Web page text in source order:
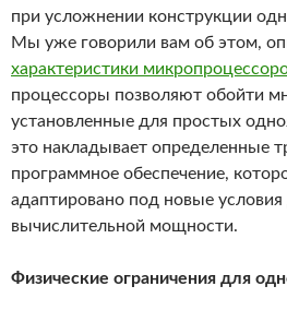
при усложнении конструкции
Мы уже говорили вам об этом,
характеристики
процессоры позволяют обойти
установленные для простых
это накладывает определенные
программное обеспечение,
адаптировано под новые
вычислительной мощности.
Физические ограничения для